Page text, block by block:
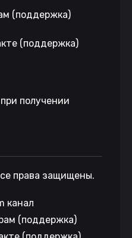
(поддержка)
(поддержка)
получении
права защищены.
канал
(поддержка)